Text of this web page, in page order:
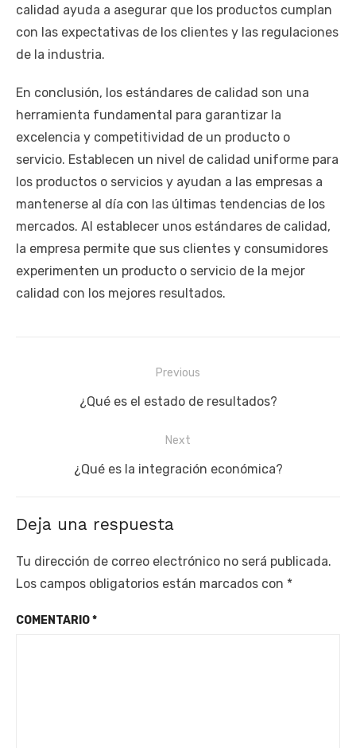
calidad ayuda a asegurar que los productos cumplan
con las expectativas de los clientes y las regulaciones
de la industria.
En conclusión, los estándares de calidad son una
herramienta fundamental para garantizar la
excelencia y competitividad de un producto o
servicio. Establecen un nivel de calidad uniforme para
los productos o servicios y ayudan a las empresas a
mantenerse al día con las últimas tendencias de los
mercados. Al establecer unos estándares de calidad,
la empresa permite que sus clientes y consumidores
experimenten un producto o servicio de la mejor
calidad con los mejores resultados.
Previous
Previous
¿Qué es el estado de resultados?
Next
Next
¿Qué es la integración económica?
Deja una respuesta
Tu dirección de correo electrónico no será publicada.
Los campos obligatorios están marcados con *
COMENTARIO*